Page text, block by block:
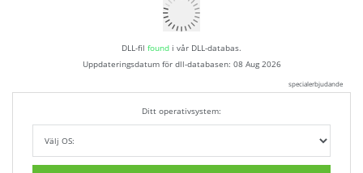
DLL-fil found i vår DLL-databas.
Uppdateringsdatum för dll-databasen: 08 Aug 2026
specialerbjudande
Ditt operativsystem: